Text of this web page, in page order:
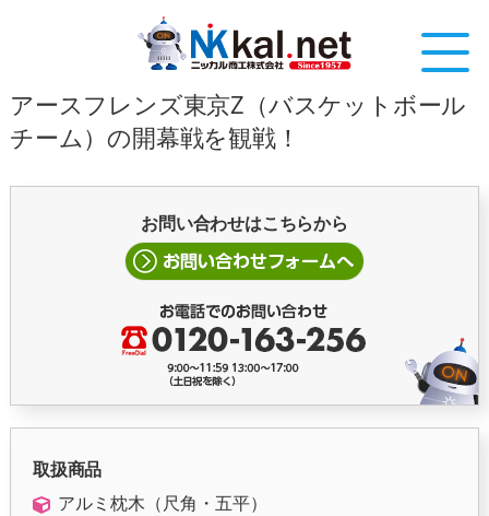
アースフレンズ東京Z（バスケットボール
チーム）の開幕戦を観戦！
お問い合わせはこちらから
取扱商品
アルミ枕木（尺角・五平）